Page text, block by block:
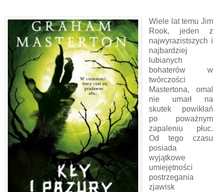
Wiele lat temu Jim
Rook, jeden z
najwyrazistszych i
najbardziej
lubianych
bohaterów w
twórczości
Mastertona, omal
nie umarł na
skutek powikłań
po poważnym
zapaleniu płuc.
Od tego czasu
posiada
wyjątkowe
umiejętności
postrzegania
zjawisk